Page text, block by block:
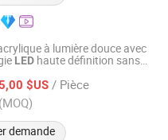
à lumière douce avec
LED haute définition sans
$US / Pièce
(MOQ)
demande
Co., Ltd.
2026